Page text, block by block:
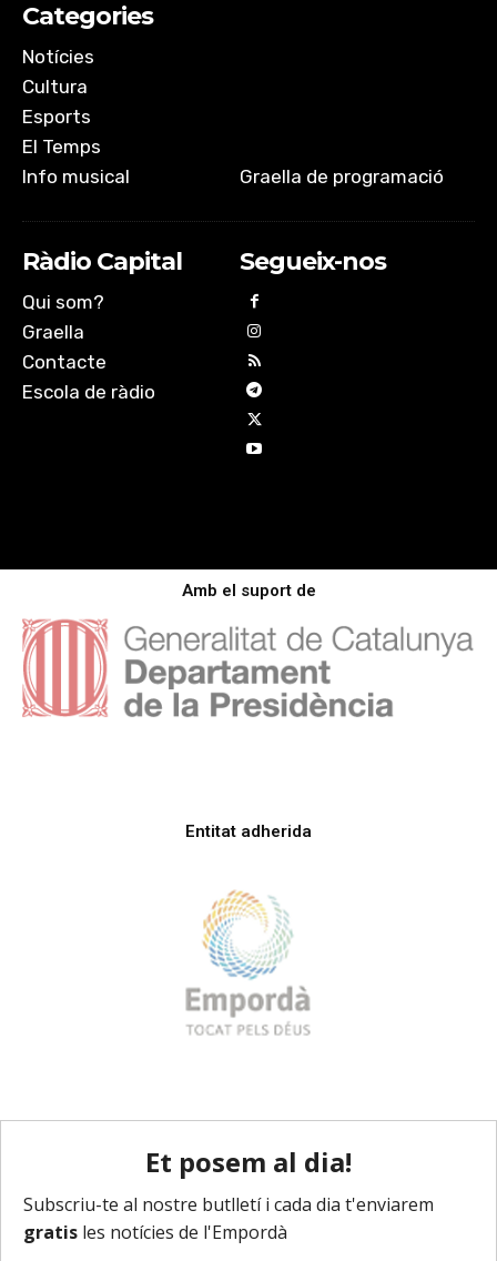
Categories
Notícies
Cultura
Esports
El Temps
Info musical
Graella de programació
Ràdio Capital
Qui som?
Graella
Contacte
Escola de ràdio
Segueix-nos
Amb el suport de
Entitat adherida